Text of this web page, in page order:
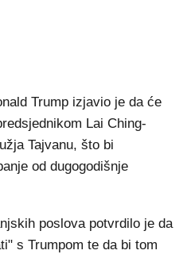
Trump izjavio je da će
Lai Ching-
Tajvanu, što bi
od dugogodišnje
poslova potvrdilo je da
s Trumpom te da bi tom